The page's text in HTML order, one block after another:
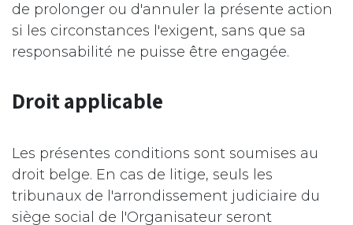
de prolonger ou d'annuler la présente action
si les circonstances l'exigent, sans que sa
responsabilité ne puisse être engagée.
Droit applicable
Les présentes conditions sont soumises au
droit belge. En cas de litige, seuls les
tribunaux de l'arrondissement judiciaire du
siège social de l'Organisateur seront